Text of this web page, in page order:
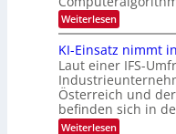
d
B
i
l
d
v
e
r
e
l
d
e
t
s
t
a
r
k
Weiterlesen:
8
9
.
W
E
-
H
KI-Einsatz nimmt
Laut einer IFS-
Österreich und
befinden sich in
Weiterlesen: